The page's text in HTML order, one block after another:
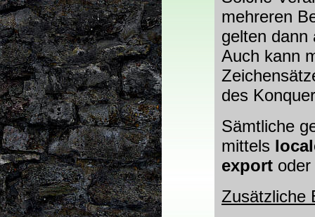
mehreren
gelten dann
Auch kann
des
Sämtliche
mittels
export oder
Zusätzliche